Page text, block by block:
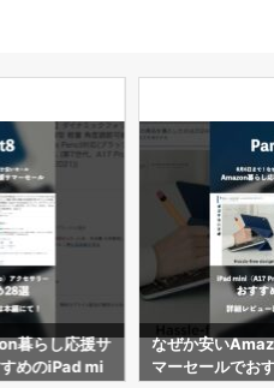
暮らし応援サ
めのiPad mi
なぜか安い
マーセールでお